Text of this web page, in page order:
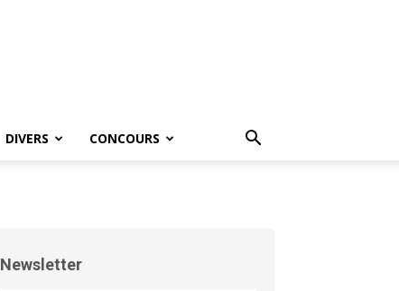
DIVERS CONCOURS
Newsletter